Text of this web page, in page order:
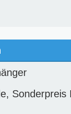
Sonderpreis